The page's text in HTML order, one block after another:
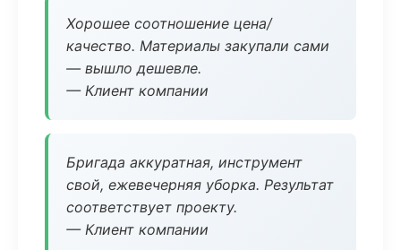
Хорошее соотношение цена/
качество. Материалы закупали сами
— вышло дешевле.
— Клиент компании
Бригада аккуратная, инструмент
свой, ежевечерняя уборка. Результат
соответствует проекту.
— Клиент компании